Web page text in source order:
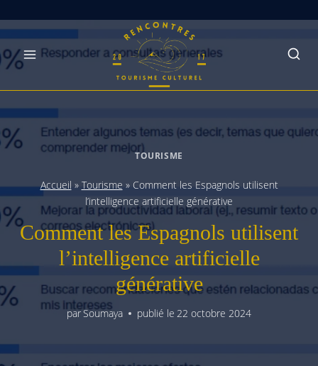
Skip
to
content
TOURISME
Accueil » Tourisme » Comment les Espagnols utilisent
l’intelligence artificielle générative
Comment les Espagnols utilisent
l’intelligence artificielle
générative
parSoumaya publié le 22 octobre 2024